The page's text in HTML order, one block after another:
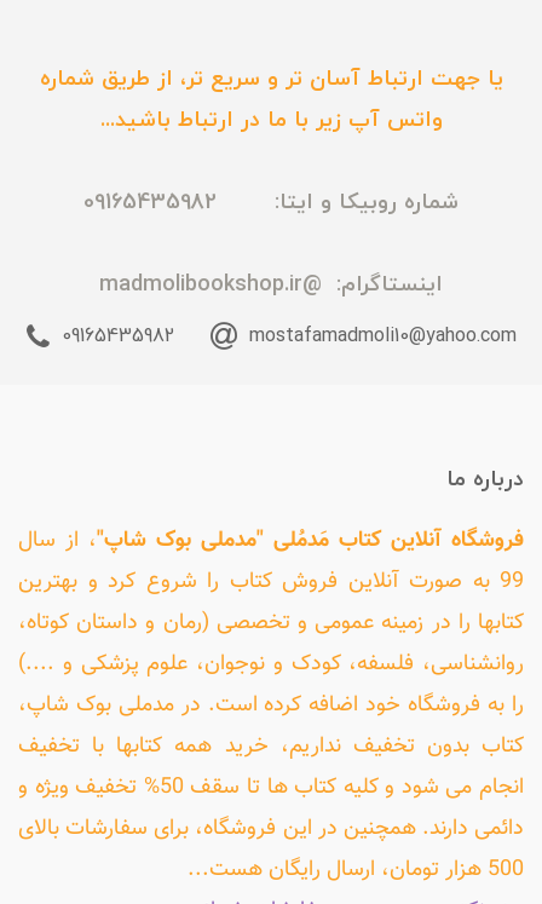
یا جهت ارتباط آسان تر و سریع تر، از طریق شماره
واتس آپ زیر با ما در ارتباط باشید...
شماره روبیکا و ایتا: 09165435982
اینستاگرام: @madmolibookshop.ir
mostafamadmoli10@yahoo.com
09165435982
درباره ما
فروشگاه آنلاین کتاب مَدمُلی "مدملی بوک شاپ"، از سال
99 به صورت آنلاین فروش کتاب را شروع کرد و بهترین
کتابها را در زمینه عمومی و تخصصی (رمان و داستان کوتاه،
روانشناسی، فلسفه، کودک و نوجوان، علوم پزشکی و ....)
را به فروشگاه خود اضافه کرده است. در مدملی بوک شاپ،
کتاب بدون تخفیف نداریم، خرید همه کتابها با تخفیف
انجام می شود و کلیه کتاب ها تا سقف 50% تخفیف ویژه و
دائمی دارند. همچنین در این فروشگاه، برای سفارشات بالای
500 هزار تومان، ارسال رایگان هست...